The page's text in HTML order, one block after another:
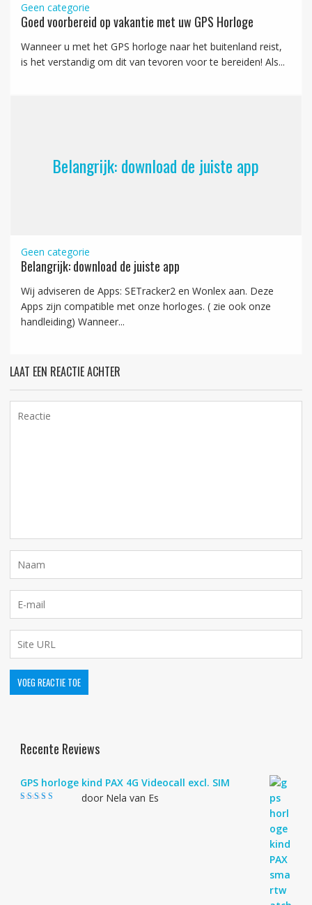
Geen categorie
Goed voorbereid op vakantie met uw GPS Horloge
Wanneer u met het GPS horloge naar het buitenland reist,
is het verstandig om dit van tevoren voor te bereiden! Als...
Belangrijk: download de juiste app
Geen categorie
Belangrijk: download de juiste app
Wij adviseren de Apps: SETracker2 en Wonlex aan. Deze
Apps zijn compatible met onze horloges. ( zie ook onze
handleiding) Wanneer...
LAAT EEN REACTIE ACHTER
Recente Reviews
GPS horloge kind PAX 4G Videocall excl. SIM
door Nela van Es